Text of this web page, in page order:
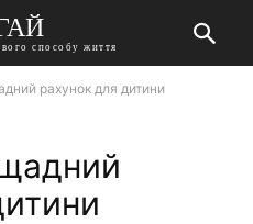
способу життя
рахунок для дитини